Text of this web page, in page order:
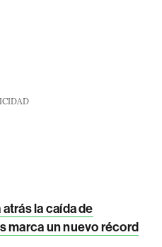
la caída de
marca un nuevo récord